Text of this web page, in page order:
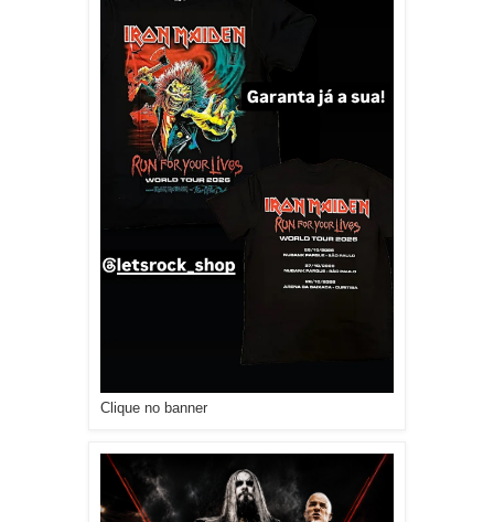
Clique no banner